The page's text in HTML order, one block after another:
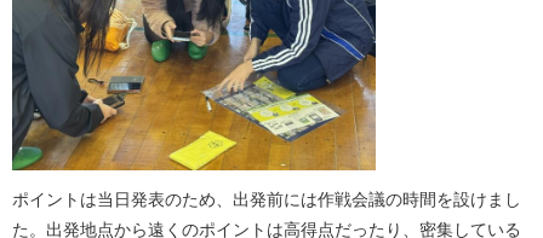
ポイントは当日発表のため、出発前には作戦会議の時間を設けまし
た。出発地点から遠くのポイントは高得点だったり、密集している